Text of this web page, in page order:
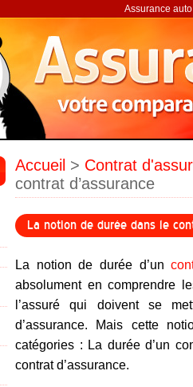
Assurance
Accueil > Contrat
contrat d’assurance
La notion de durée dans le
La notion de durée d’un
absolument en comprendre
l’assuré qui doivent se
d’assurance. Mais cette
catégories : La durée d’un
contrat d’assurance.